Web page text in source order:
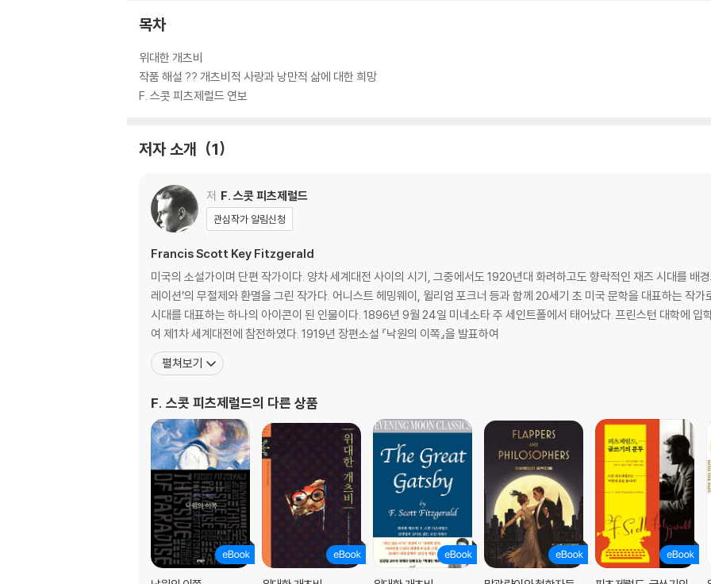
목차
위대한 개츠비
작품 해설 ?? 개츠비적 사랑과 낭만적 삶에 대한 희망
F. 스콧 피츠제럴드 연보
저자 소개 1
저 F. 스콧 피츠제럴드
관심작가 알림신청
Francis Scott Key Fitzgerald
미국의 소설가이며 단편 작가이다. 양차 세계대전 사이의 시기, 그중에서도 1920년대 화려하고도 향락적인 재즈 시대를 배
레이션’의 무절제와 환멸을 그린 작가다. 어니스트 헤밍웨이, 윌리엄 포크너 등과 함께 20세기 초 미국 문학을 대표하는 작
시대를 대표하는 하나의 아이콘이 된 인물이다. 1896년 9월 24일 미네소타 주 세인트폴에서 태어났다. 프린스턴 대학에 입
여 제1차 세계대전에 참전하였다. 1919년 장편소설 『낙원의 이쪽』을 발표하여
펼쳐보기
F. 스콧 피츠제럴드의 다른 상품